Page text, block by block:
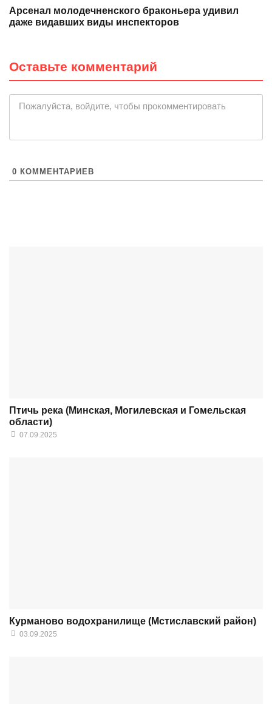
Арсенал молодечненского браконьера удивил
даже видавших виды инспекторов
Оставьте комментарий
Пожалуйста, войдите, чтобы прокомментировать
0 КОММЕНТАРИЕВ
Птичь река (Минская, Могилевская и Гомельская
области)
07.09.2025
Курманово водохранилище (Мстиславский район)
03.09.2025